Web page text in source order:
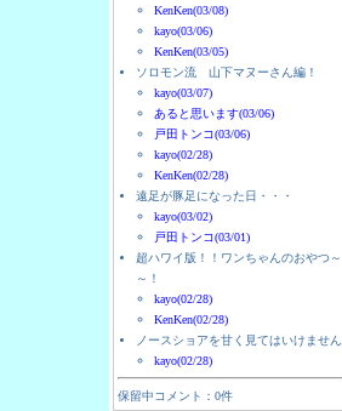
KenKen(03/08)
kayo(03/06)
KenKen(03/05)
ソロモン流 山下マヌーさん編！
kayo(03/07)
あると思います(03/06)
戸田トンコ(03/06)
kayo(02/28)
KenKen(02/28)
遠足が豚足になった日・・・
kayo(03/02)
戸田トンコ(03/01)
超ハワイ版！！ワンちゃんのおやつ～
～！
kayo(02/28)
KenKen(02/28)
ノースショアを甘く見てはいけません
kayo(02/28)
保留中コメント：0件